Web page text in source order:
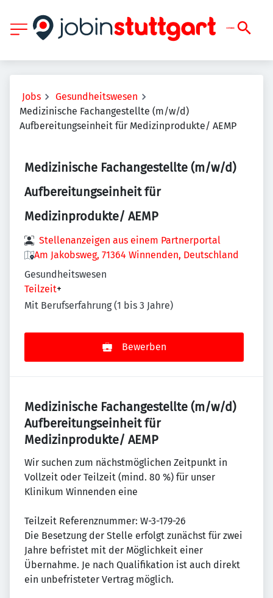
Jobs
Gesundheitswesen
Medizinische Fachangestellte (m/w/d)
Aufbereitungseinheit für Medizinprodukte/ AEMP
Medizinische Fachangestellte (m/w/d)
Aufbereitungseinheit für
Medizinprodukte/ AEMP
Stellenanzeigen aus einem Partnerportal
Am Jakobsweg, 71364 Winnenden, Deutschland
Gesundheitswesen
Teilzeit+
Mit Berufserfahrung (1 bis 3 Jahre)
Bewerben
Medizinische Fachangestellte (m/w/d)
Aufbereitungseinheit für
Medizinprodukte/ AEMP
Wir suchen zum nächstmöglichen Zeitpunkt in
Vollzeit oder Teilzeit (mind. 80 %) für unser
Klinikum Winnenden eine
Teilzeit Referenznummer: W-3-179-26
Die Besetzung der Stelle erfolgt zunächst für zwei
Jahre befristet mit der Möglichkeit einer
Übernahme. Je nach Qualifikation ist auch direkt
ein unbefristeter Vertrag möglich.